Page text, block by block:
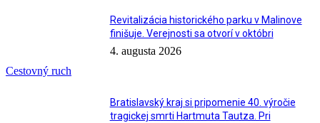
Cestovný ruch
Revitalizácia historického parku v Malinove
finišuje. Verejnosti sa otvorí v októbri
4. augusta 2026
Bratislavský kraj si pripomenie 40. výročie
tragickej smrti Hartmuta Tautza. Pri